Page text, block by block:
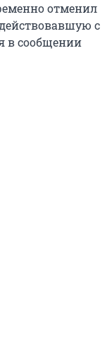
отменил
с
в сообщении